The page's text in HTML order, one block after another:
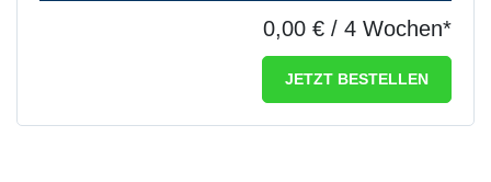
0,00 € / 4 Wochen*
JETZT BESTELLEN